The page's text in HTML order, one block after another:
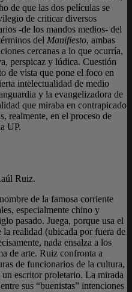
de que las dos películas se
de criticar diversos
-de los mandos medios- del
del Manifiesto, ambas
cercanas a lo que ocurría,
perspicaz y lúdica. Cuestión
de vista que pone el foco en
intelectualidad de medio
y la evangelizadora de
que miraba en contrapicado
realmente, en el proceso de
UP.
Ruiz.
de la famosa corriente
especialmente chino y
pasado. Juega, porque usa el
realidad (ubicada por fuera de
nada ensalza a los
de arte. Ruiz confronta a
de funcionarios de la cultura,
escritor proletario. La mirada
sus “buenistas” intenciones